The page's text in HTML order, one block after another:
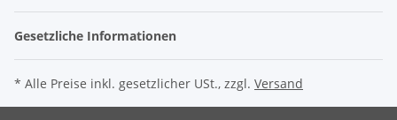
Gesetzliche Informationen
* Alle Preise inkl. gesetzlicher USt., zzgl. Versand